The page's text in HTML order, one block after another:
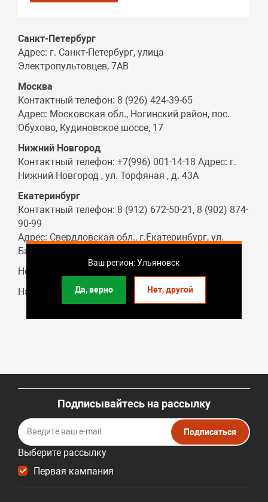
Ваш регион: Ульяновск
Да, верно Нет, другой
Санкт-Петербург
Адрес: г. Санкт-Петербург, улица
Электропультовцев, 7АВ
Москва
Контактный телефон: 8 (926) 424-39-65
Адрес: Московская обл., Ногинский район, пос.
Обухово, Кудиновское шоссе, 17
Нижний Новгород
Контактный телефон: +7(996) 001-14-18 Адрес: г.
Нижний Новгород , ул. Торфяная , д. 43А
Екатеринбург
Контактный телефон: 8 (912) 672-50-21, 8 (902) 874-
90-99
Адрес: Свердловская обл., г.Екатеринбург, ул.
Бархотская, д.2
Новым партнерам: ishop@stolberi.ru
Написать директору:
director@stolberi.ru
Подписывайтесь на рассылку
Выберите рассылку
Первая кампания
Подписаться